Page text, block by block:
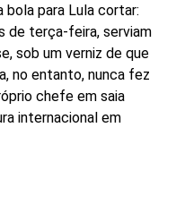
bola para Lula cortar:
de terça-feira, serviam
sob um verniz de que
no entanto, nunca fez
chefe em saia
internacional em